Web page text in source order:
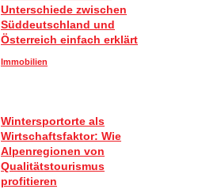
Unterschiede zwischen
Süddeutschland und
Österreich einfach erklärt
Immobilien
Wintersportorte als
Wirtschaftsfaktor: Wie
Alpenregionen von
Qualitätstourismus
profitieren